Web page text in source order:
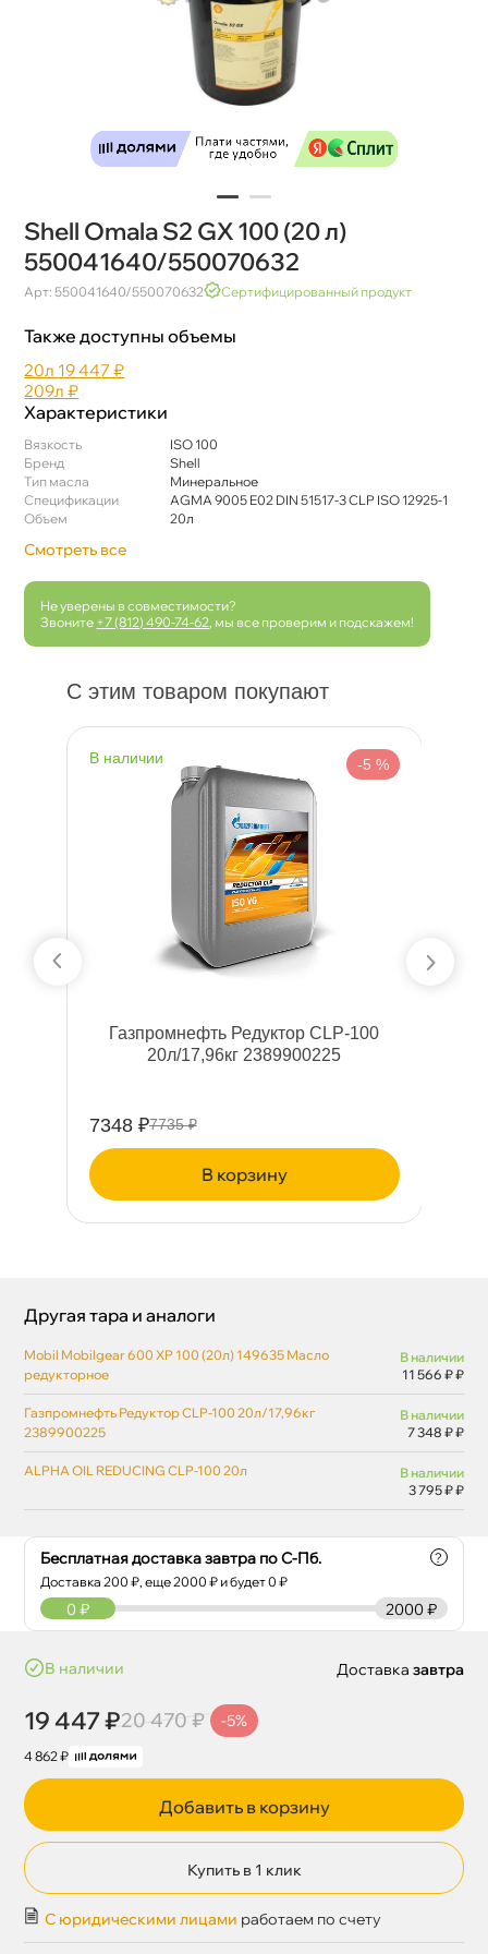
Shell Omala S2 GX 100 (20 л)
550041640/550070632
Арт: 550041640/550070632 Сертифицированный продукт
Также доступны объемы
20л 19 447 ₽
209л ₽
Характеристики
язкость
ISO 100
Бренд
Shell
Тип масла
Минеральное
Спецификации
AGMA 9005 E02 DIN 51517-3 CLP ISO 12925-1
Объем
20л
Смотреть все
Не уверены в совместимости?
Звоните +7 (812) 490-74-62 , мы все проверим и подскажем!
С этим товаром покупают
наличии -5 %
Газпромнефть Редуктор CLP-100
20л/17,96кг 2389900225
7348 ₽7735 ₽
корзину
Бесплатная доставка завтра по С-Пб.
Доставка200 ₽, еще2000 ₽ и будет 0 ₽
?
2000 ₽
0 ₽
наличии
19 447 ₽20 470 ₽ -5%
4 862 ₽
Доставка завтра
Добавить в корзину
Купить в 1 клик
С юридическими лицами работаем по счету
Другая тара и аналоги
Mobil Mobilgear 600 XP 100 (20л) 149635 Масло
редукторное
наличии
11 566 ₽ ₽
Газпромнефть Редуктор CLP-100 20л/17,96к
2389900225
наличии
7 348 ₽ ₽
ALPHA OIL REDUCING CLP-100 20л
наличии
3 795 ₽ ₽